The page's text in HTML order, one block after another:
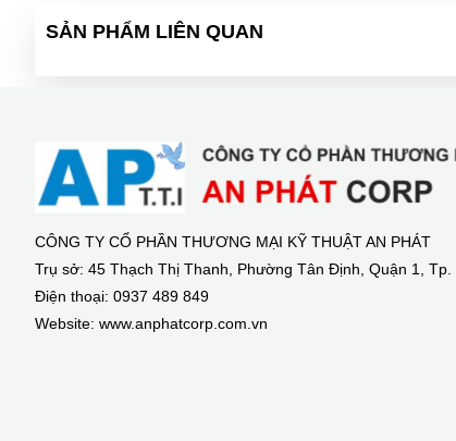
SẢN PHẨM LIÊN QUAN
CÔNG TY CỔ PHẦN THƯƠNG MẠI KỸ THUẬT AN PHÁT
Trụ sở: 45 Thạch Thị Thanh, Phường Tân Định, Quận 1, Tp.
Điện thoại: 0937 489 849
Website: www.anphatcorp.com.vn